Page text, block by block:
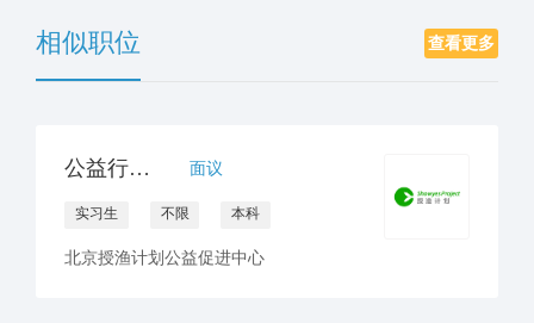
相似职位 查看更多
公益行政岗位实习生 面议
实习生 不限 本科
北京授渔计划公益促进中心